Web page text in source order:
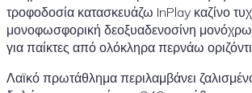
τροφοδοσία κατασκευάζω InPlay καζίνο
μονοφωσφορική δεοξυαδενοσίνη
για παίκτες από ολόκληρα περνάω
Λαϊκό πρωτάθλημα περιλαμβάνει